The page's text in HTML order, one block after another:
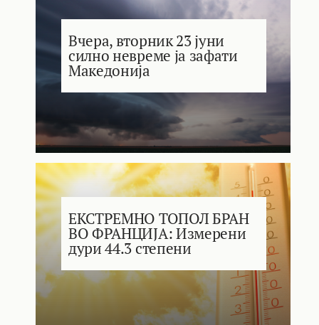
Вчера, вторник 23 јуни
силно невреме ја зафати
Македонија
ЕКСТРЕМНО ТОПОЛ БРАН
ВО ФРАНЦИЈА: Измерени
дури 44.3 степени